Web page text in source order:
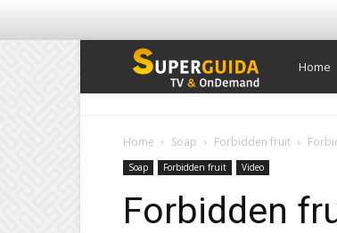
Super
Home
Home Soap Forbidden fruit
Soap Forbidden fruit Video
Forbidden